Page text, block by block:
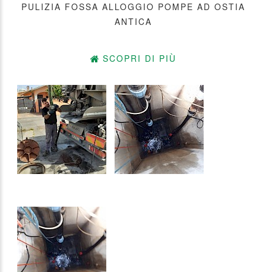
PULIZIA FOSSA ALLOGGIO POMPE AD OSTIA
ANTICA
SCOPRI DI PIÙ